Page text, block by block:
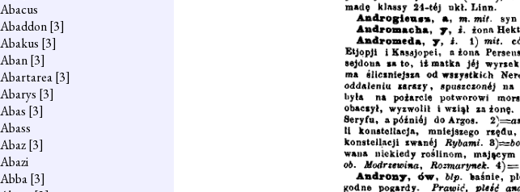
Abacus
Abaddon[3]
Abakus [3]
Aban[3]
Abartarea[3]
Abarys [3]
Abas [3]
Abass
Abaz[3]
Abazi
Abba[3]